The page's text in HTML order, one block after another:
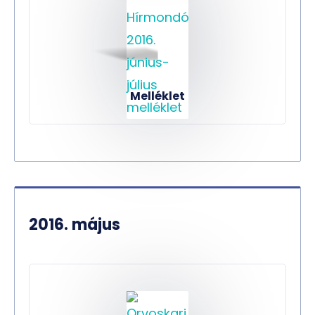
Melléklet
2016. május